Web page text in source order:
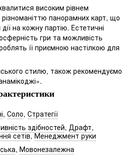
високим рівнем
різноманіттю панорамних карт, що
на кожну партію. Естетичні
гри та можливість
її приємною настілкою для
стилю, також рекомендуємо
, Соло, Стратегії
здібностей, Драфт,
сетів,Менеджмент руки
, Мовонезалежна